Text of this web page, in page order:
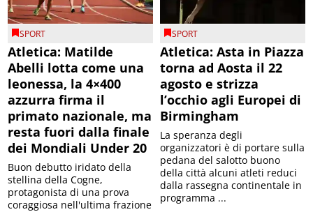
SPORT
Atletica: Matilde
Abelli lotta come una
leonessa, la 4×400
azzurra firma il
primato nazionale, ma
resta fuori dalla finale
dei Mondiali Under 20
Buon debutto iridato della
stellina della Cogne,
protagonista di una prova
coraggiosa nell'ultima frazione
SPORT
Atletica: Asta in Piazza
torna ad Aosta il 22
agosto e strizza
l’occhio agli Europei di
Birmingham
La speranza degli
organizzatori è di portare sulla
pedana del salotto buono
della città alcuni atleti reduci
dalla rassegna continentale in
programma ...